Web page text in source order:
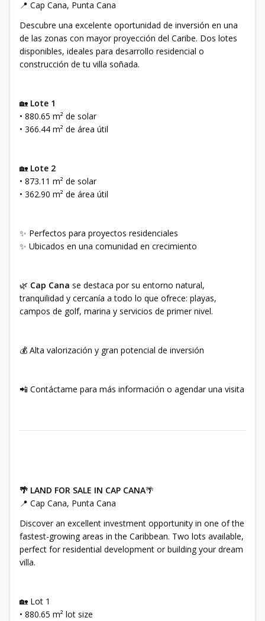
📍 Cap Cana, Punta Cana
Descubre una excelente oportunidad de inversión en una
de las zonas con mayor proyección del Caribe. Dos lotes
disponibles, ideales para desarrollo residencial o
construcción de tu villa soñada.
🏡 Lote 1
• 880.65 m² de solar
• 366.44 m² de área útil
🏡 Lote 2
• 873.11 m² de solar
• 362.90 m² de área útil
✨ Perfectos para proyectos residenciales
✨ Ubicados en una comunidad en crecimiento
🌿 Cap Cana se destaca por su entorno natural,
tranquilidad y cercanía a todo lo que ofrece: playas,
campos de golf, marina y servicios de primer nivel.
💰 Alta valorización y gran potencial de inversión
📲 Contáctame para más información o agendar una visita
🌴 LAND FOR SALE IN CAP CANA🌴
📍 Cap Cana, Punta Cana
Discover an excellent investment opportunity in one of the
fastest-growing areas in the Caribbean. Two lots available,
perfect for residential development or building your dream
villa.
🏡 Lot 1
• 880.65 m² lot size